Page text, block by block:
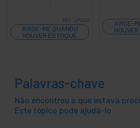
REF: LM092
AVISE-ME QUANDO
HOUVER ESTOQUE
AVISE-
Palavras-chave
Não encontrou o que estava
Este tópico pode ajudá-lo